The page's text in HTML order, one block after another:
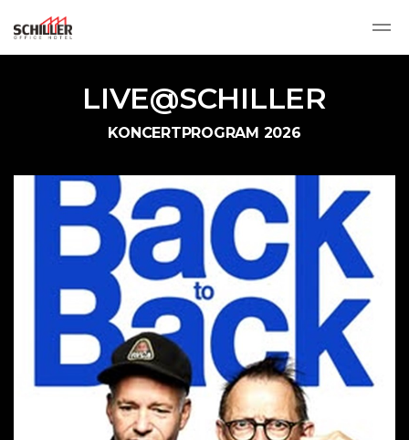
LIVE@SCHILLER
KONCERTPROGRAM 2026